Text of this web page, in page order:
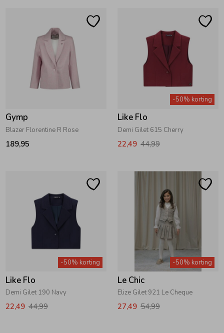
Gymp
Blazer Florentine R Rose
189,95
-50% korting
Like Flo
Demi Gilet 615 Cherry
22,49 44,99
-50% korting
Like Flo
Demi Gilet 190 Navy
22,49 44,99
-50% korting
Le Chic
Elize Gilet 921 Le Cheque
27,49 54,99